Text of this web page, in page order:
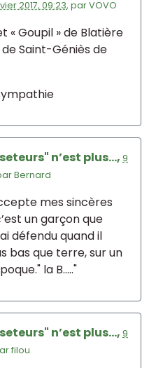
2017, 09:23, parVOVO
« Goupil » de Blatière
Saint-Géniès de
n’est plus..., 9
Bernard
mes sincères
un garçon que
défendu quand il
bas que terre, sur un
la B....."
n’est plus..., 9
filou